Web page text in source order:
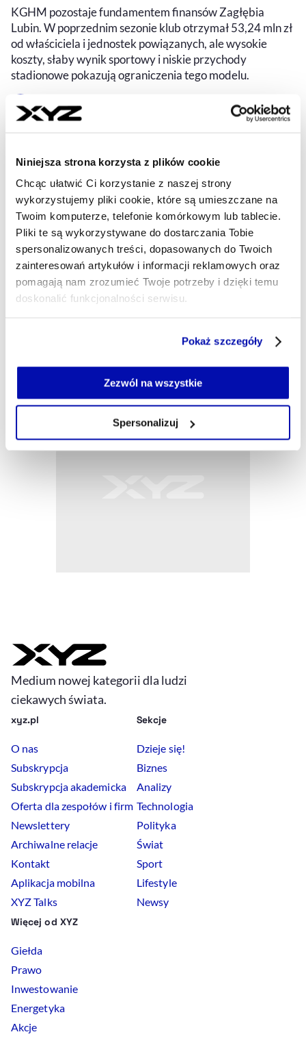
Niniejsza strona korzysta z plików cookie
Chcąc ułatwić Ci korzystanie z naszej strony
wykorzystujemy pliki cookie, które są umieszczane na
Twoim komputerze, telefonie komórkowym lub tablecie.
Pliki te są wykorzystywane do dostarczania Tobie
spersonalizowanych treści, dopasowanych do Twoich
zainteresowań artykułów i informacji reklamowych oraz
pomagają nam zrozumieć Twoje potrzeby i dzięki temu
doskonalić funkcjonalności serwisu.
Jeżeli nie wyrażasz zgody na zapisywanie plików cookie,
możesz łatwo zarządzać swoimi uprawnieniami, np. we
własnej przeglądarce internetowej lub po wybraniu opcji
Pokaż szczegóły
Zezwól na wszystkie
Spersonalizuj
KGHM pozostaje fundamentem finansów Zagłębia
Lubin. W poprzednim sezonie klub otrzymał 53,24 mln zł
od właściciela i jednostek powiązanych, ale wysokie
koszty, słaby wynik sportowy i niskie przychody
stadionowe pokazują ograniczenia tego modelu.
JAKUB SZLENDAK
- AUTOR ARTYKUŁU - PROFIL
Medium nowej kategorii dla ludzi
ciekawych świata.
xyz.pl
O nas
Subskrypcja
Subskrypcja akademicka
Oferta dla zespołów i firm
Newslettery
Archiwalne relacje
Kontakt
Aplikacja mobilna
XYZ Talks
Sekcje
Dzieje się!
Biznes
Analizy
Technologia
Polityka
Świat
Sport
Lifestyle
Newsy
Więcej od XYZ
Giełda
Prawo
Inwestowanie
Energetyka
Akcje